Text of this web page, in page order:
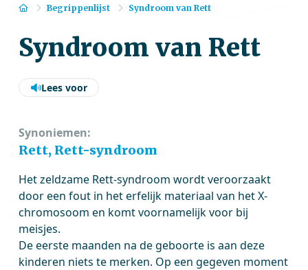
HomeBegrippenlijst Syndroom van Rett
Syndroom van Rett
Lees voor
Synoniemen:
Rett, Rett-syndroom
Het zeldzame Rett-syndroom wordt veroorzaakt
door een fout in het erfelijk materiaal van het X-
chromosoom en komt voornamelijk voor bij
meisjes.
De eerste maanden na de geboorte is aan deze
kinderen niets te merken. Op een gegeven moment